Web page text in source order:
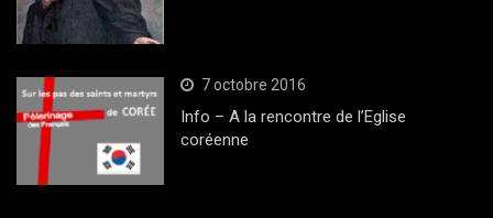
7 octobre 2016
Info – A la rencontre de l’Eglise
coréenne